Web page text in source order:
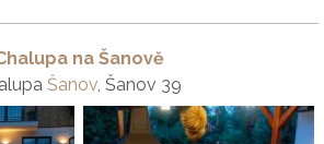
na Šanově
Šanov, Šanov 39